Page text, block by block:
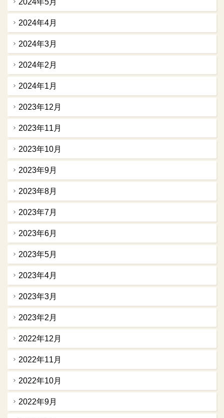
2024年4月
2024年3月
2024年2月
2024年1月
2023年12月
2023年11月
2023年10月
2023年9月
2023年8月
2023年7月
2023年6月
2023年5月
2023年4月
2023年3月
2023年2月
2022年12月
2022年11月
2022年10月
2022年9月